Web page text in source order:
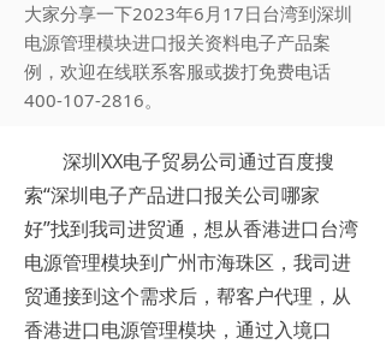
大家分享一下2023年6月17日台湾到深圳
电源管理模块进口报关资料电子产品案
例，欢迎在线联系客服或拨打免费电话
400-107-2816。
深圳XX电子贸易公司通过百度搜
索“深圳电子产品进口报关公司哪家
好”找到我司进贸通，想从香港进口台湾
电源管理模块到广州市海珠区，我司进
贸通接到这个需求后，帮客户代理，从
香港进口电源管理模块，通过入境口